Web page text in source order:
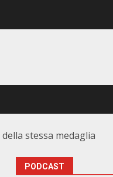
stessa medaglia
PODCAST